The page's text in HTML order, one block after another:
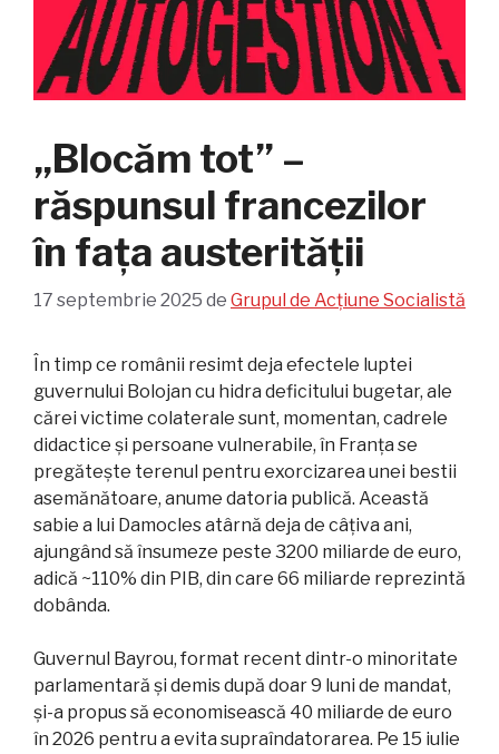
„Blocăm tot” –
răspunsul francezilor
în fața austerității
17 septembrie 2025 de Grupul de Acțiune Socialistă
În timp ce românii resimt deja efectele luptei
guvernului Bolojan cu hidra deficitului bugetar, ale
cărei victime colaterale sunt, momentan, cadrele
didactice și persoane vulnerabile, în Franța se
pregătește terenul pentru exorcizarea unei bestii
asemănătoare, anume datoria publică. Această
sabie a lui Damocles atârnă deja de câțiva ani,
ajungând să însumeze peste 3200 miliarde de euro,
adică ~110% din PIB, din care 66 miliarde reprezintă
dobânda.
Guvernul Bayrou, format recent dintr-o minoritate
parlamentară și demis după doar 9 luni de mandat,
și-a propus să economisească 40 miliarde de euro
în 2026 pentru a evita supraîndatorarea. Pe 15 iulie